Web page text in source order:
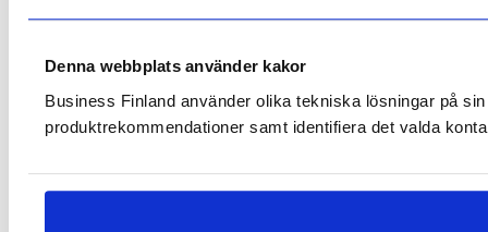
Denna webbplats använder kakor
Business Finland använder olika tekniska lösningar på
produktrekommendationer samt identifiera det valda